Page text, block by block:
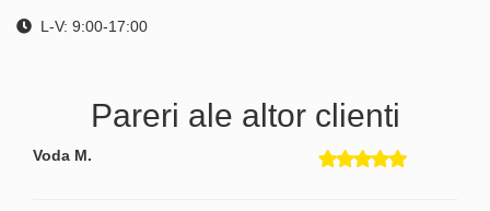
L-V: 9:00-17:00
Pareri ale altor clienti
Voda M.